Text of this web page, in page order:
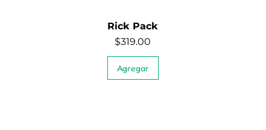
Vista rápida
Rick Pack
Precio
$319.00
Agregar